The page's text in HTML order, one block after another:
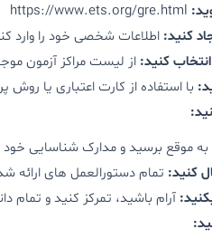
کنید: اطلاعات شخصی خود را وارد
کنید: از لیست مراکز آزمون
با استفاده از کارت اعتباری یا روش
به موقع برسید و مدارک شناسایی خود
کنید: تمام دستورالعمل های ارائه
آرام باشید، تمرکز کنید و تمام